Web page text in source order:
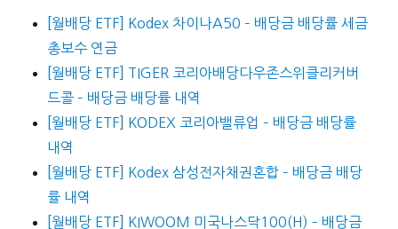
[월배당 ETF] Kodex 차이나A50 – 배당금 배당률 세금
총보수 연금
[월배당 ETF] TIGER 코리아배당다우존스위클리커버
드콜 – 배당금 배당률 내역
[월배당 ETF] KODEX 코리아밸류업 – 배당금 배당률
내역
[월배당 ETF] Kodex 삼성전자채권혼합 – 배당금 배당
률 내역
[월배당 ETF] KIWOOM 미국나스닥100(H) – 배당금